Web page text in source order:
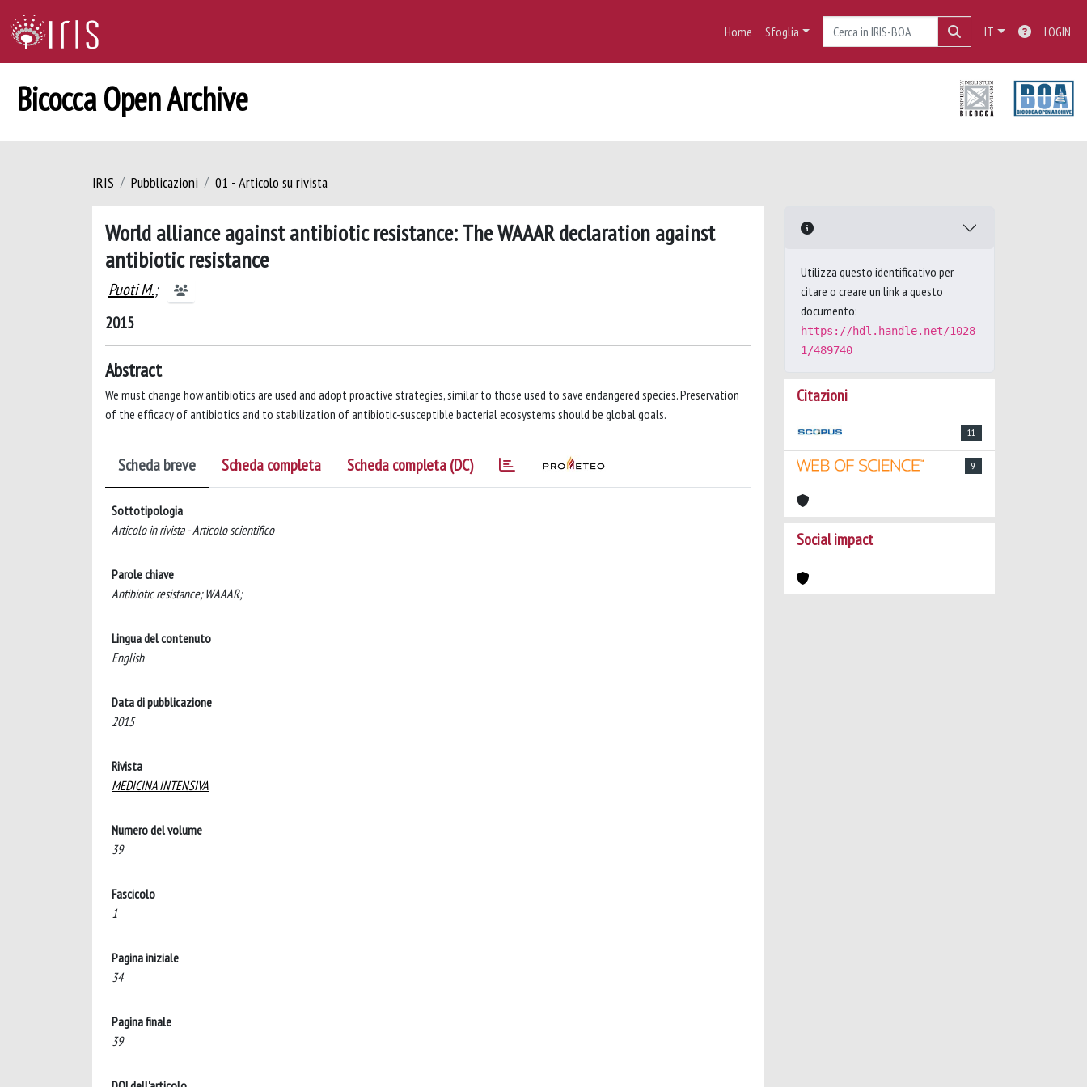
Home Sfoglia IT LOGIN
Bicocca Open Archive
IRIS Pubblicazioni 01 - Articolo su rivista
World alliance against antibiotic resistance: The WAAAR declaration against
antibiotic resistance
Puoti M.;
2015
Abstract
We must change how antibiotics are used and adopt proactive strategies, similar to those used to save endangered species. Preservation
of the efficacy of antibiotics and to stabilization of antibiotic-susceptible bacterial ecosystems should be global goals.
Scheda breve Scheda completa Scheda completa (DC)
Sottotipologia
Articolo in rivista - Articolo scientifico
Parole chiave
Antibiotic resistance; WAAAR;
Lingua del contenuto
English
Data di pubblicazione
2015
Rivista
MEDICINA INTENSIVA
Numero del volume
39
Fascicolo
1
Pagina iniziale
34
Pagina finale
39
Utilizza questo identificativo per
citare o creare un link a questo
documento:
https://hdl.handle.net/1028
1/489740
Citazioni
11
9
Social impact